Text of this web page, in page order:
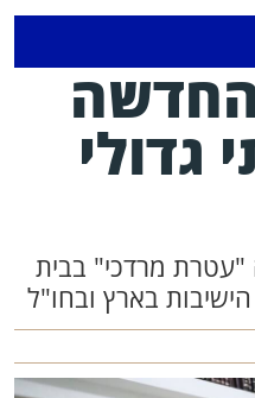
החדשה
גדולי
"עטרת מרדכי" בבית
בארץ ובחו"ל